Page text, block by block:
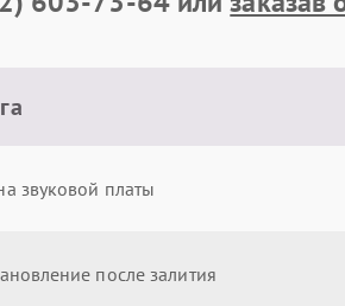
звуковой платы
после залития